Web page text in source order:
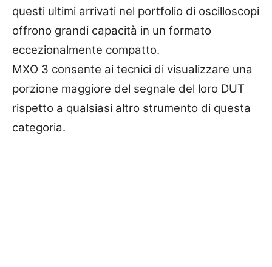
questi ultimi arrivati ​​nel portfolio di oscilloscopi
offrono grandi capacità in un formato
eccezionalmente compatto.
MXO 3 consente ai tecnici di visualizzare una
porzione maggiore del segnale del loro DUT
rispetto a qualsiasi altro strumento di questa
categoria.